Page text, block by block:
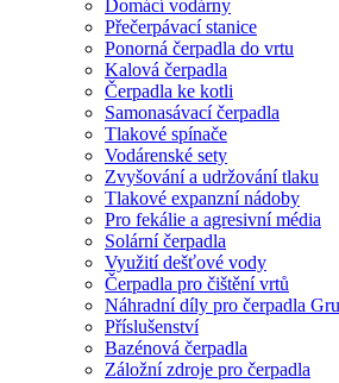
Domácí vodárny
Přečerpávací stanice
Ponorná čerpadla do vrtu
Kalová čerpadla
Čerpadla ke kotli
Samonasávací čerpadla
Tlakové spínače
Vodárenské sety
Zvyšování a udržování tlaku
Tlakové expanzní nádoby
Pro fekálie a agresivní média
Solární čerpadla
Využití dešťové vody
Čerpadla pro čištění vrtů
Náhradní díly pro čerpadla
Příslušenství
Bazénová čerpadla
Záložní zdroje pro čerpadla